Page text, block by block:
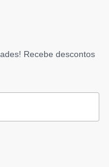
Recebe descontos